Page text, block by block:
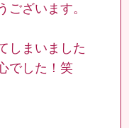
ございます。
しまいました
でした！笑